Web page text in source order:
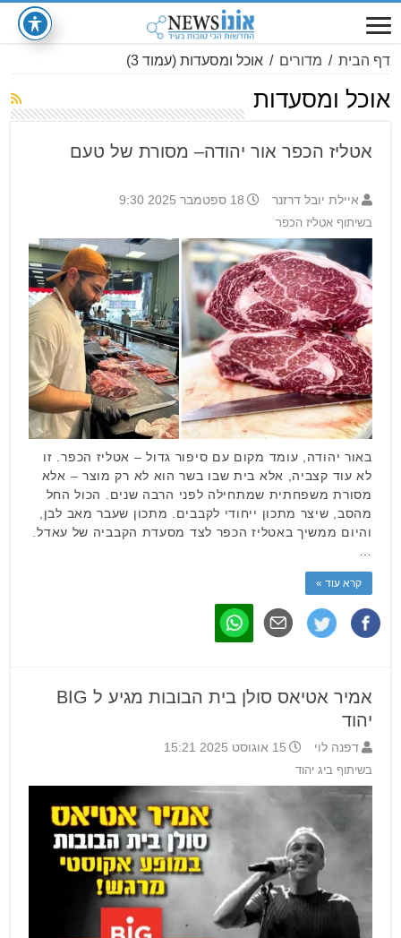
דף הבית / מדורים / אוכל ומסעדות (עמוד 3)
אוכל ומסעדות
אטליז הכפר אור יהודה– מסורת של טעם
איילת יובל דרזנר
18 ספטמבר 2025 9:30
בשיתוף אטליז הכפר
באור יהודה, עומד מקום עם סיפור גדול – אטליז הכפר. זו
לא עוד קצביה, אלא בית שבו בשר הוא לא רק מוצר – אלא
מסורת משפחתית שמתחילה לפני הרבה שנים. הכול החל
מהסב, שיצר מתכון ייחודי לקבבים. מתכון שעבר מאב לבן,
והיום ממשיך באטליז הכפר לצד מסעדת הקבביה של עאדל.
קרא עוד »
אמיר אטיאס סולן בית הבובות מגיע ל BIG
יהוד
דפנה לוי
15 אוגוסט 2025 15:21
בשיתוף ביג יהוד